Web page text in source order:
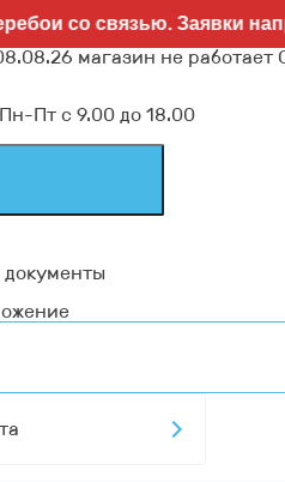
связью. Заявки
магазин не
Пн-Пт с 9.00 до 18.00
документы